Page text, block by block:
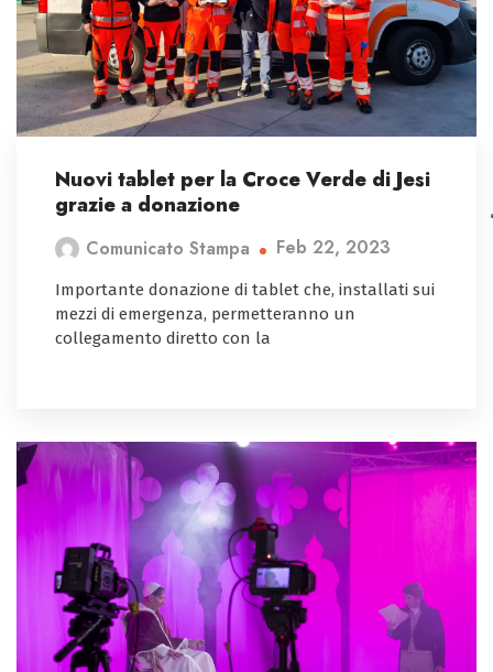
Nuovi tablet per la Croce Verde di Jesi
grazie a donazione
Comunicato Stampa Feb 22, 2023
Importante donazione di tablet che, installati sui
mezzi di emergenza, permetteranno un
collegamento diretto con la